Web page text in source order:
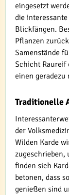
eingesetzt
die
Blickfängen.
Pflanzen
Samenstände
Schicht Raureif
einen geradezu
Traditionelle
der
Wilden Karde
zugeschrieben,
finden sich
betonen, dass
genießen sind